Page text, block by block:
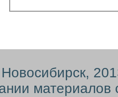
материалов